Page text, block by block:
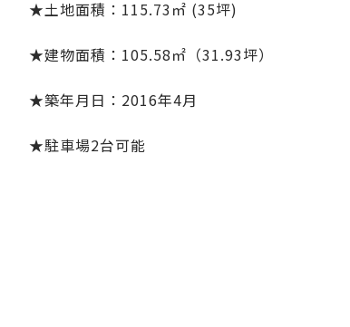
★土地面積：115.73㎡ (35坪)
★建物面積：105.58㎡（31.93坪）
★築年月日：2016年4月
★駐車場2台可能